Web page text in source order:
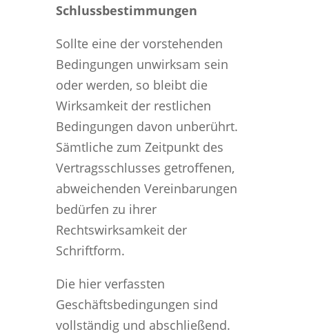
Schlussbestimmungen
Sollte eine der vorstehenden
Bedingungen unwirksam sein
oder werden, so bleibt die
Wirksamkeit der restlichen
Bedingungen davon unberührt.
Sämtliche zum Zeitpunkt des
Vertragsschlusses getroffenen,
abweichenden Vereinbarungen
bedürfen zu ihrer
Rechtswirksamkeit der
Schriftform.
Die hier verfassten
Geschäftsbedingungen sind
vollständig und abschließend.